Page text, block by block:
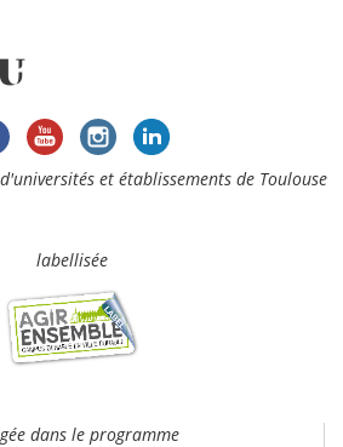
et établissements de Toulouse
labellisée
dans le programme